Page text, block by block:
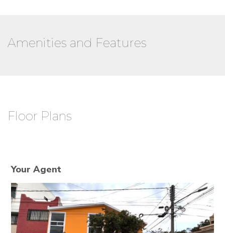
Amenities and Features
Floor Plans
Your Agent